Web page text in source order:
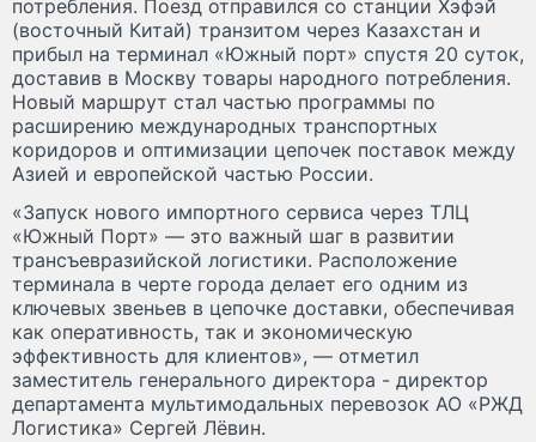
потребления. Поезд отправился со станции Хэфэй
(восточный Китай) транзитом через Казахстан и
прибыл на терминал «Южный порт» спустя 20 суток,
доставив в Москву товары народного потребления.
Новый маршрут стал частью программы по
расширению международных транспортных
коридоров и оптимизации цепочек поставок между
Азией и европейской частью России.
«Запуск нового импортного сервиса через ТЛЦ
«Южный Порт» — это важный шаг в развитии
трансъевразийской логистики. Расположение
терминала в черте города делает его одним из
ключевых звеньев в цепочке доставки, обеспечивая
как оперативность, так и экономическую
эффективность для клиентов», — отметил
заместитель генерального директора - директор
департамента мультимодальных перевозок АО «РЖД
Логистика» Сергей Лёвин.